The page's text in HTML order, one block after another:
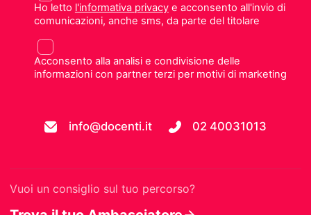
Ho letto l'informativa privacye acconsento all'invio di
comunicazioni, anche sms, da parte del titolare
Acconsento alla analisi e condivisione delle
informazioni con partner terzi per motivi di marketing
info@docenti.it 02 40031013
Vuoi un consiglio sul tuo percorso?